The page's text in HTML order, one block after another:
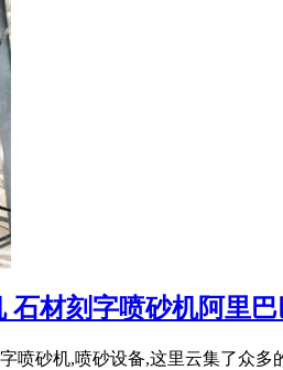
石材刻字喷砂机阿里巴
喷砂机,喷砂设备,这里云集了众